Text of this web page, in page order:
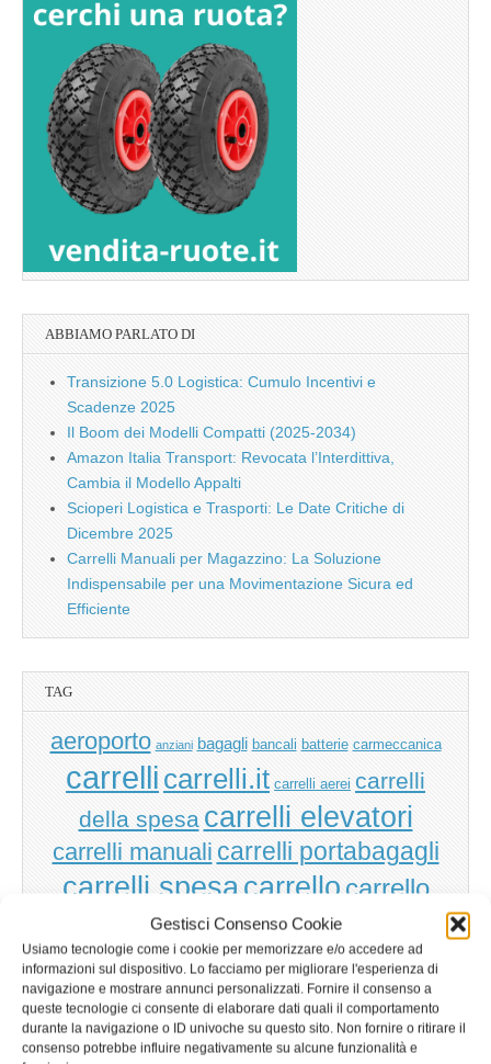
Gestisci Consenso Cookie
Usiamo tecnologie come i cookie per memorizzare e/o accedere ad
informazioni sul dispositivo. Lo facciamo per migliorare l'esperienza di
navigazione e mostrare annunci personalizzati. Fornire il consenso a
queste tecnologie ci consente di elaborare dati quali il comportamento
durante la navigazione o ID univoche su questo sito. Non fornire o ritirare il
consenso potrebbe influire negativamente su alcune funzionalità e
ABBIAMO PARLATO DI
Transizione 5.0 Logistica: Cumulo Incentivi e
Scadenze 2025
Il Boom dei Modelli Compatti (2025-2034)
Amazon Italia Transport: Revocata l’Interdittiva,
Cambia il Modello Appalti
Scioperi Logistica e Trasporti: Le Date Critiche di
Dicembre 2025
Carrelli Manuali per Magazzino: La Soluzione
Indispensabile per una Movimentazione Sicura ed
Efficiente
TAG
aeroporto anziani bagagli bancali batterie carmeccanica
carrelli carrelli.it carrelli aerei carrelli
della spesa carrelli elevatori
carrelli manuali carrelli portabagagli
carrelli spesa carrello carrello
della spesacarrello spesa
macchine ecologia energia elettrica euro pallet gru idea import iPad
ipermercato logistica marcatura ce marketing manager muletto
om pallet patentino piattaforme pramac rimorchi robot
shopping
cart sicurezza sollevatori supermarket
supermercatotranspallet transpallet